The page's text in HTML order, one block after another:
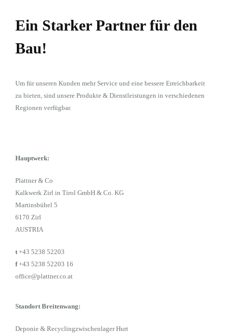
Ein Starker Partner für den
Bau!
Um für unseren Kunden mehr Service und eine bessere Erreichbarkeit
zu bieten, sind unsere Produkte & Dienstleistungen in verschiedenen
Regionen verfügbar.
Hauptwerk:
Plattner & Co
Kalkwerk Zirl in Tirol GmbH & Co. KG
Martinsbühel 5
6170 Zirl
AUSTRIA
t +43 5238 52203
f+43 5238 52203 16
office@plattner.co.at
Standort Breitenwang:
Deponie & Recyclingzwischenlager Hurt